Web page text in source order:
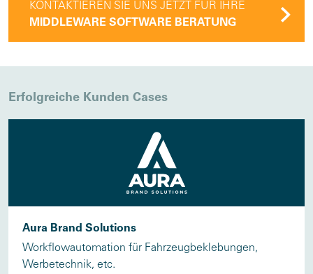
KONTAKTIEREN SIE UNS JETZT FÜR IHRE
MIDDLEWARE SOFTWARE BERATUNG
Erfolgreiche Kunden Cases
Aura Brand Solutions
Workflowautomation für Fahrzeugbeklebungen,
Werbetechnik, etc.